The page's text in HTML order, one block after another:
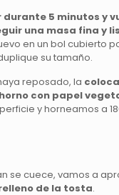
durante 5 minutos y
una masa fina y
en un bol cubierto
su tamaño.
reposado, la
con papel
y horneamos a
se cuece, vamos a
de la tosta.